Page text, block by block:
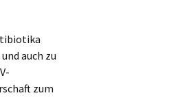
auch zu
zum